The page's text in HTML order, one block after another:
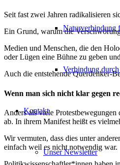
Naturverbindung
Verbindung
Kontakt
Unser Newsletter
Seit fast zwei Jahren radikalisieren
Ein Grund, warum die
Medien und Menschen, die den
oder Lügen eine Bühne zu geben
Auch die entstehende Querdenker-
Wenn man sich nicht klar gegen
Anders als viele
ab. In ihrem Manifest heißt es
Wir vermuten, dass dies unter
einfach weil es nicht notwendig war.